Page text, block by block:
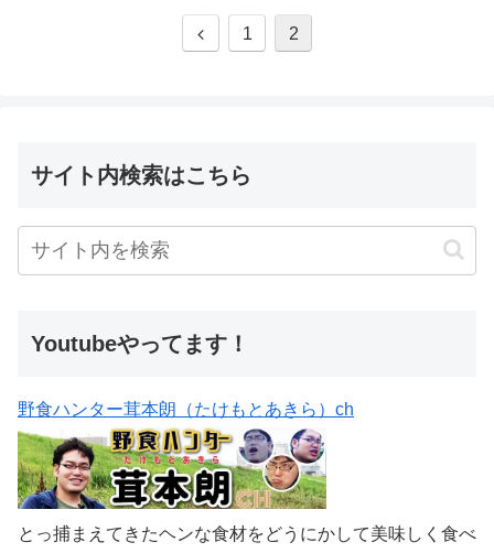
1 2
サイト内検索はこちら
Youtubeやってます！
野食ハンター茸本朗（たけもとあきら）ch
とっ捕まえてきたヘンな食材をどうにかして美味しく食べ